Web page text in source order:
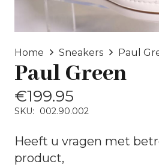
Home Sneakers Paul
Paul Green
€199.95
SKU: 002.90.002
Heeft u vragen met
product,